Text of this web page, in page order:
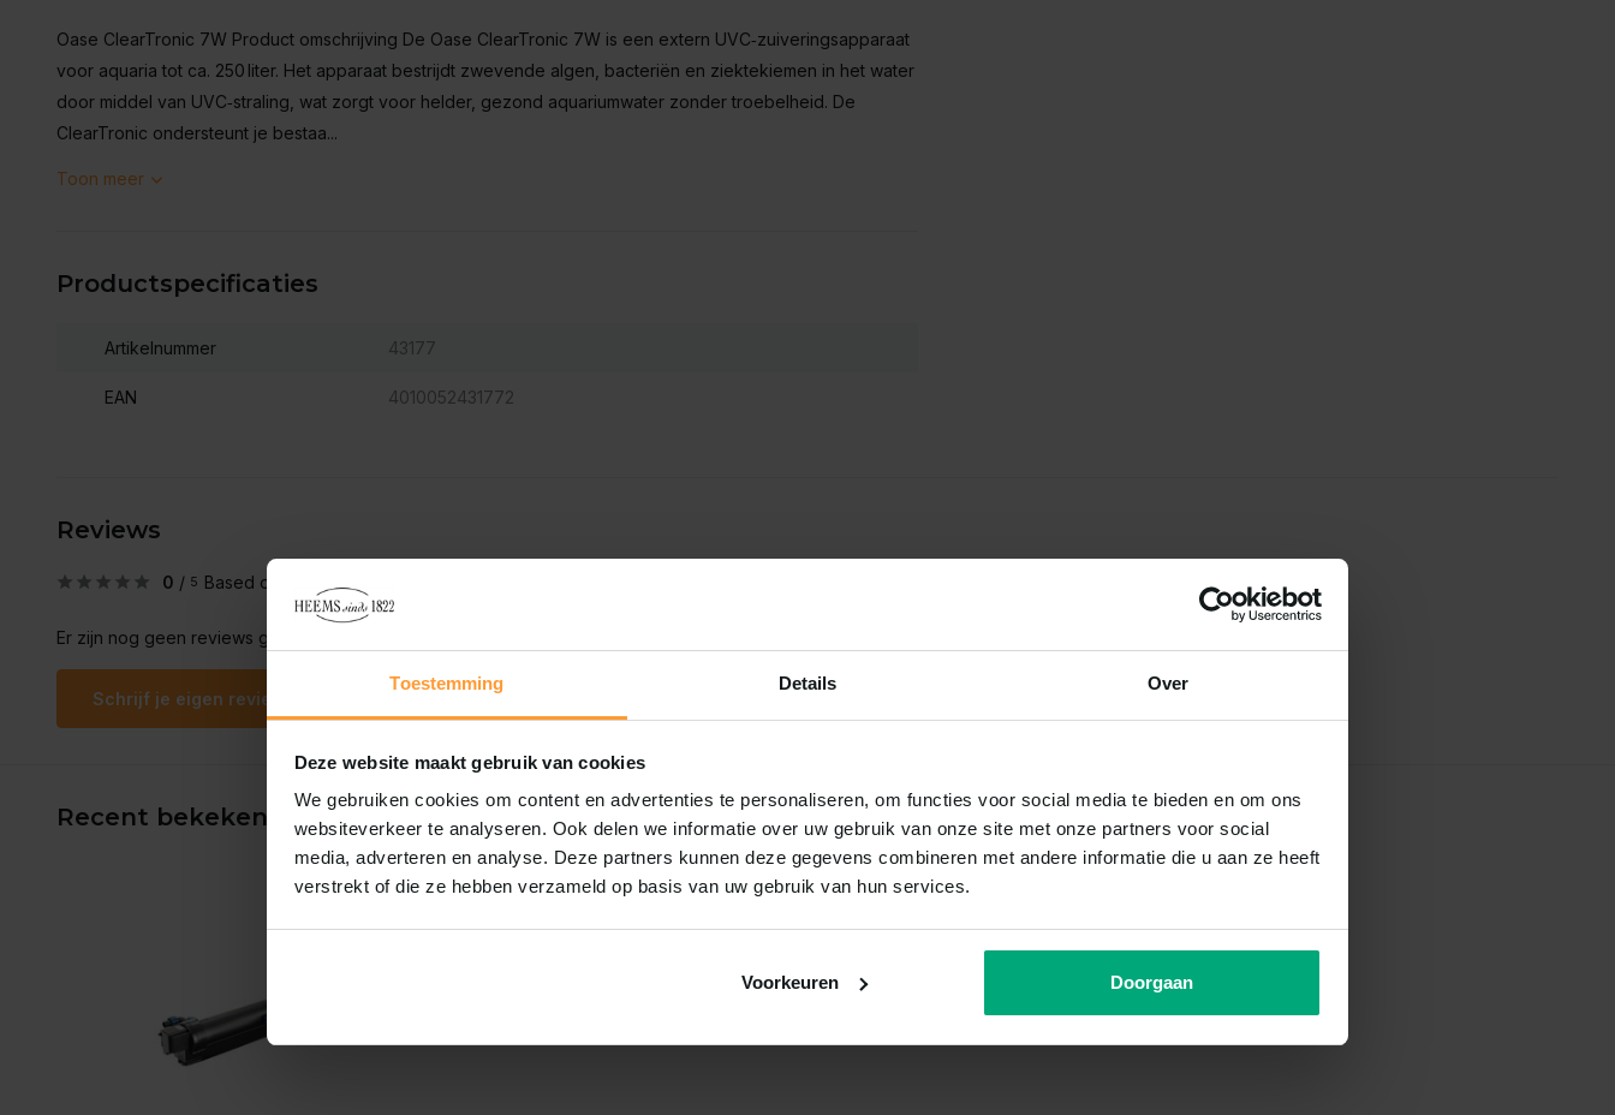
Toestemming Details Over
Deze website maakt gebruik van cookies
We gebruiken cookies om content en advertenties te personaliseren, om functies voor social media te bieden en om ons
websiteverkeer te analyseren. Ook delen we informatie over uw gebruik van onze site met onze partners voor social
media, adverteren en analyse. Deze partners kunnen deze gegevens combineren met andere informatie die u aan ze heeft
verstrekt of die ze hebben verzameld op basis van uw gebruik van hun services.
Voorkeuren Doorgaan
Oase ClearTronic 7W Product omschrijving De Oase ClearTronic 7W is een extern UVC‑zuiveringsapparaat
voor aquaria tot ca. 250 liter. Het apparaat bestrijdt zwevende algen, bacteriën en ziektekiemen in het water
door middel van UVC‑straling, wat zorgt voor helder, gezond aquariumwater zonder troebelheid. De
ClearTronic ondersteunt je bestaa...
Toon meer
Productspecificaties
Artikelnummer 43177
EAN 4010052431772
Reviews
0 / 5 Based on 0 reviews
Er zijn nog geen reviews geschreven over dit product..
Schrijf je eigen review
Recent bekeken